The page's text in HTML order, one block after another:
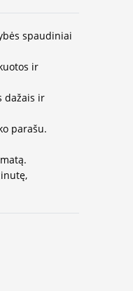
spaudiniai
ir
dažais ir
parašu.